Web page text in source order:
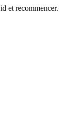
et recommencer.